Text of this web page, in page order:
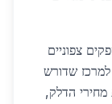
צפוניים
בניגוד למרכז שדורש
2026, עם עליית מחירי הדלק,